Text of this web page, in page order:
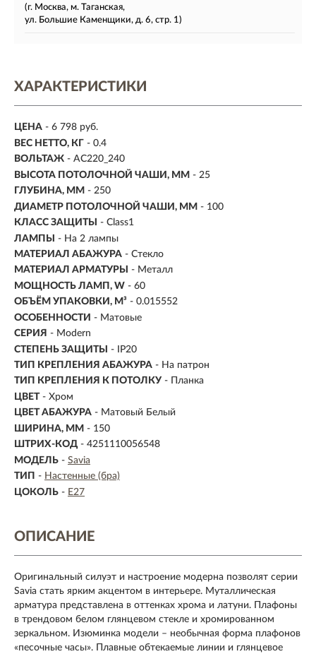
(г. Москва, м. Таганская,
ул. Большие Каменщики, д. 6, стр. 1)
ХАРАКТЕРИСТИКИ
ЦЕНА - 6 798 руб.
ВЕС НЕТТО, КГ - 0.4
ВОЛЬТАЖ - AC220_240
ВЫСОТА ПОТОЛОЧНОЙ ЧАШИ, ММ - 25
ГЛУБИНА, ММ - 250
ДИАМЕТР ПОТОЛОЧНОЙ ЧАШИ, ММ - 100
КЛАСС ЗАЩИТЫ
- Class1
ЛАМПЫ
- На 2 лампы
МАТЕРИАЛ АБАЖУРА - Стекло
МАТЕРИАЛ АРМАТУРЫ
- Металл
МОЩНОСТЬ ЛАМП, W - 60
ОБЪЁМ УПАКОВКИ, М³ - 0.015552
ОСОБЕННОСТИ - Матовые
СЕРИЯ - Modern
СТЕПЕНЬ ЗАЩИТЫ
- IP20
ТИП КРЕПЛЕНИЯ АБАЖУРА - На патрон
ТИП КРЕПЛЕНИЯ К ПОТОЛКУ - Планка
ЦВЕТ - Хром
ЦВЕТ АБАЖУРА - Матовый Белый
ШИРИНА, ММ - 150
ШТРИХ-КОД - 4251110056548
МОДЕЛЬ - Savia
ТИП - Настенные (бра)
ЦОКОЛЬ - E27
ОПИСАНИЕ
Оригинальный силуэт и настроение модерна позволят серии
Savia стать ярким акцентом в интерьере. Муталлическая
арматура представлена в оттенках хрома и латуни. Плафоны
в трендовом белом глянцевом стекле и хромированном
зеркальном. Изюминка модели – необычная форма плафонов
«песочные часы». Плавные обтекаемые линии и глянцевое